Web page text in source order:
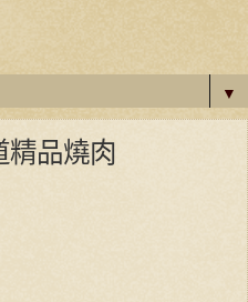
▼
精品燒肉